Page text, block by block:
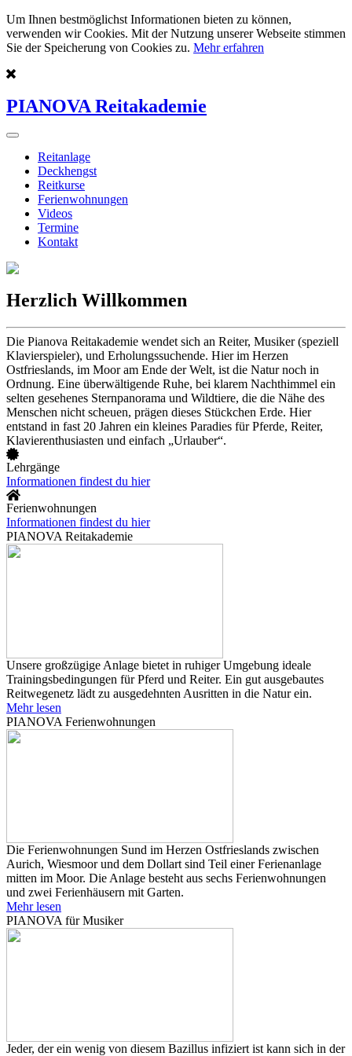
Um Ihnen bestmöglichst Informationen bieten zu können,
verwenden wir Cookies. Mit der Nutzung unserer Webseite stimmen
Sie der Speicherung von Cookies zu. Mehr erfahren
PIANOVA Reitakademie
Reitanlage
Deckhengst
Reitkurse
Ferienwohnungen
Videos
Termine
Kontakt
Herzlich Willkommen
Die Pianova Reitakademie wendet sich an Reiter, Musiker (speziell
Klavierspieler), und Erholungssuchende. Hier im Herzen
Ostfrieslands, im Moor am Ende der Welt, ist die Natur noch in
Ordnung. Eine überwältigende Ruhe, bei klarem Nachthimmel ein
selten gesehenes Sternpanorama und Wildtiere, die die Nähe des
Menschen nicht scheuen, prägen dieses Stückchen Erde. Hier
entstand in fast 20 Jahren ein kleines Paradies für Pferde, Reiter,
Klavierenthusiasten und einfach „Urlauber“.
Lehrgänge
Informationen findest du hier
Ferienwohnungen
Informationen findest du hier
PIANOVA Reitakademie
Unsere großzügige Anlage bietet in ruhiger Umgebung ideale
Trainingsbedingungen für Pferd und Reiter. Ein gut ausgebautes
Reitwegenetz lädt zu ausgedehnten Ausritten in die Natur ein.
Mehr lesen
PIANOVA Ferienwohnungen
Die Ferienwohnungen Sund im Herzen Ostfrieslands zwischen
Aurich, Wiesmoor und dem Dollart sind Teil einer Ferienanlage
mitten im Moor. Die Anlage besteht aus sechs Ferienwohnungen
und zwei Ferienhäusern mit Garten.
Mehr lesen
PIANOVA für Musiker
Jeder, der ein wenig von diesem Bazillus infiziert ist kann sich in der